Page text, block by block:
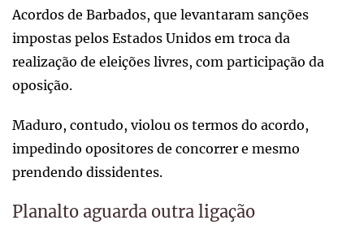
Acordos de Barbados, que levantaram sanções
impostas pelos Estados Unidos em troca da
realização de eleições livres, com participação da
oposição.
Maduro, contudo, violou os termos do acordo,
impedindo opositores de concorrer e mesmo
prendendo dissidentes.
Planalto aguarda outra ligação